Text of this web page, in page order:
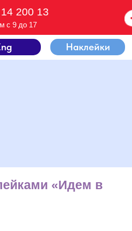
200 13
с 9 до 17
Наклейки
«Идем в